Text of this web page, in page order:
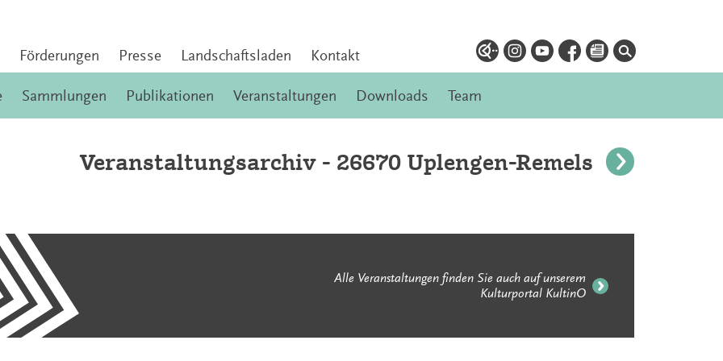
Förderungen Presse Landschaftsladen Kontakt
Sammlungen Publikationen Veranstaltungen Downloads Team
Veranstaltungsarchiv - 26670 Uplengen-Remels
Alle Veranstaltungen finden Sie auch auf unserem
Kulturportal KultinO